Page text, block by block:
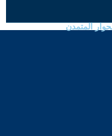
المتمدن